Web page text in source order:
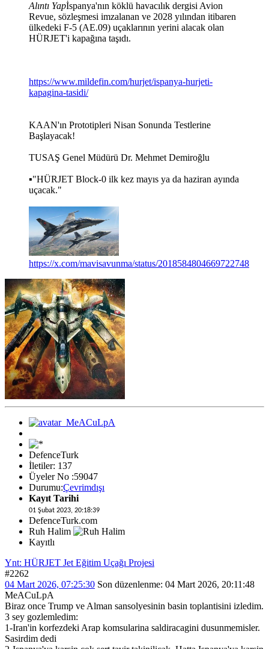
Alıntı Yapİspanya'nın köklü havacılık dergisi Avion
Revue, sözleşmesi imzalanan ve 2028 yılından itibaren
ülkedeki F-5 (AE.09) uçaklarının yerini alacak olan
HÜRJET'i kapağına taşıdı.
https://www.mildefin.com/hurjet/ispanya-hurjeti-
kapagina-tasidi/
KAAN'ın Prototipleri Nisan Sonunda Testlerine
Başlayacak!
TUSAŞ Genel Müdürü Dr. Mehmet Demiroğlu
▪️"HÜRJET Block-0 ilk kez mayıs ya da haziran ayında
uçacak."
https://x.com/mavisavunma/status/2018584804669722748
DefenceTurk
İletiler: 137
Üyeler No :59047
Durumu:Çevrimdışı
Kayıt Tarihi
01 Şubat 2023, 20:18:39
DefenceTurk.com
Ruh Halim
Kayıtlı
Ynt: HÜRJET Jet Eğitim Uçağı Projesi
#2262
04 Mart 2026, 07:25:30 Son düzenlenme: 04 Mart 2026, 20:11:48
MeACuLpA
Biraz once Trump ve Alman sansolyesinin basin toplantisini izledim.
3 sey gozlemledim:
1-Iran'in korfezdeki Arap komsularina saldiracagini dusunmemisler.
Sasirdim dedi